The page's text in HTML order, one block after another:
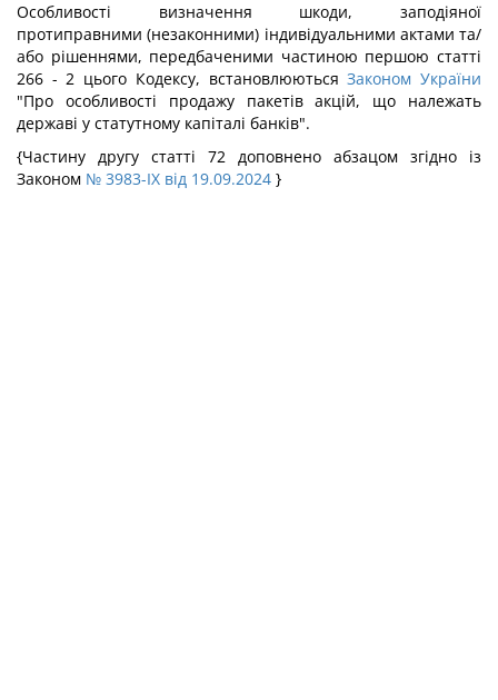
Особливості визначення шкоди, заподіяної
протиправними (незаконними) індивідуальними актами та/
або рішеннями, передбаченими частиною першою статті
266 - 2 цього Кодексу, встановлюютьсяЗаконом України
"Про особливості продажу пакетів акцій, що належать
державі у статутному капіталі банків".
{Частину другу статті 72 доповнено абзацом згідно із
Законом № 3983-IX від 19.09.2024 }